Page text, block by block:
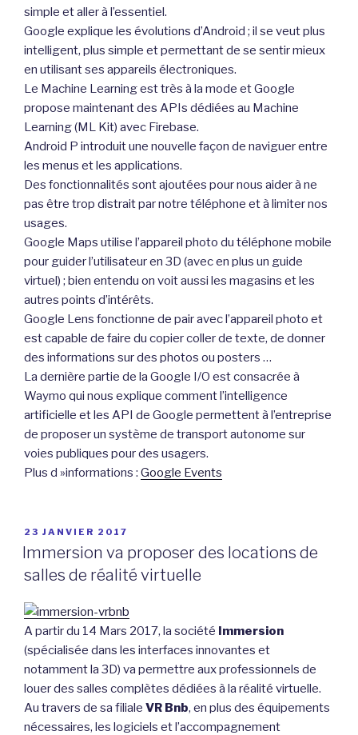
simple et aller à l’essentiel.
Google explique les évolutions d’Android ; il se veut plus
intelligent, plus simple et permettant de se sentir mieux
en utilisant ses appareils électroniques.
Le Machine Learning est très à la mode et Google
propose maintenant des APIs dédiées au Machine
Learning (ML Kit) avec Firebase.
Android P introduit une nouvelle façon de naviguer entre
les menus et les applications.
Des fonctionnalités sont ajoutées pour nous aider à ne
pas être trop distrait par notre téléphone et à limiter nos
usages.
Google Maps utilise l’appareil photo du téléphone mobile
pour guider l’utilisateur en 3D (avec en plus un guide
virtuel) ; bien entendu on voit aussi les magasins et les
autres points d’intérêts.
Google Lens fonctionne de pair avec l’appareil photo et
est capable de faire du copier coller de texte, de donner
des informations sur des photos ou posters …
La dernière partie de la Google I/O est consacrée à
Waymo qui nous explique comment l’intelligence
artificielle et les API de Google permettent à l’entreprise
de proposer un système de transport autonome sur
voies publiques pour des usagers.
Plus d »informations : Google Events
PUBLIÉ
LE
23 JANVIER 2017
Immersion va proposer des locations de
salles de réalité virtuelle
A partir du 14 Mars 2017, la société Immersion
(spécialisée dans les interfaces innovantes et
notamment la 3D) va permettre aux professionnels de
louer des salles complètes dédiées à la réalité virtuelle.
Au travers de sa filiale VR Bnb, en plus des équipements
nécessaires, les logiciels et l’accompagnement